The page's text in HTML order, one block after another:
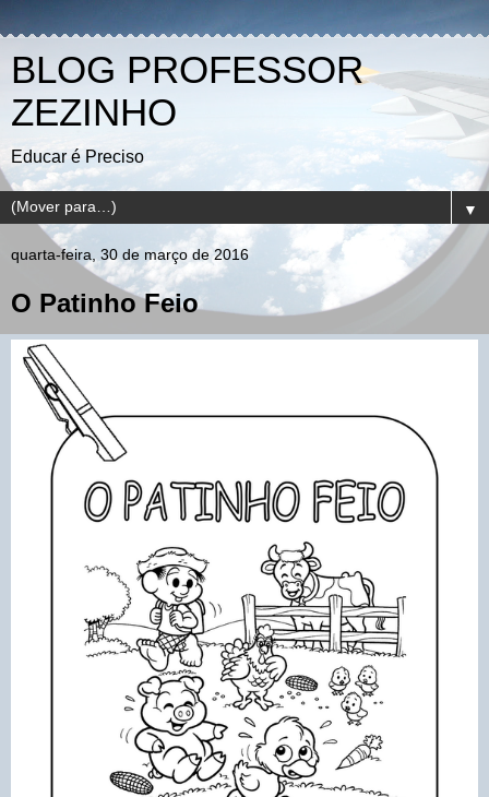
BLOG PROFESSOR
ZEZINHO
Educar é Preciso
▼
quarta-feira, 30 de março de 2016
O Patinho Feio